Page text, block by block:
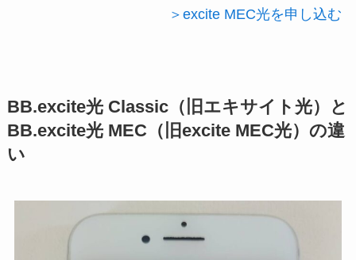
＞excite MEC光を申し込む
BB.excite光 Classic（旧エキサイト光）と
BB.excite光 MEC（旧excite MEC光）の違
い